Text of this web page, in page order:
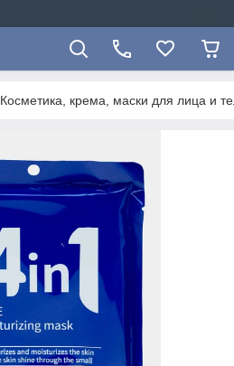
Косметика, крема, маски для лица и